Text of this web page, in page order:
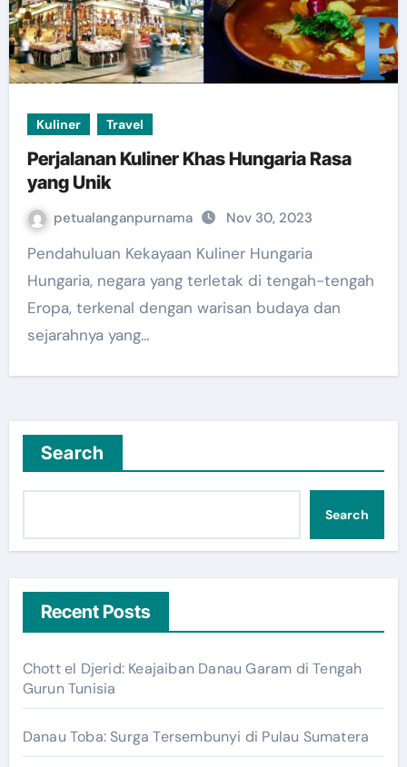
Kuliner Travel
Perjalanan Kuliner Khas Hungaria Rasa
yang Unik
petualanganpurnama Nov 30, 2023
Pendahuluan Kekayaan Kuliner Hungaria
Hungaria, negara yang terletak di tengah-tengah
Eropa, terkenal dengan warisan budaya dan
sejarahnya yang…
Search
Search
Recent Posts
Chott el Djerid: Keajaiban Danau Garam di Tengah
Gurun Tunisia
Danau Toba: Surga Tersembunyi di Pulau Sumatera